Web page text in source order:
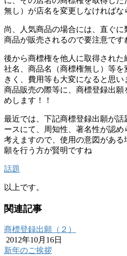
無し）が店名を変更しなければな
尚、人気商品の場合には、直ぐ
商品が販売されるので要注意です
後から商標権を他人に取得され
社名、商品名（商標権無し）等
きく、費用等も大変になると思
商品販売の際等に、商標登録出
めします！！
最近では、下記商標登録出願が
ースにて、周知性、著名性が認め
考えますので、使用の意図があ
願を行う方が賢明ですね
話題
以上です。
関連記事
商標登録出願（２）
2012年10月16日
新年のご挨拶